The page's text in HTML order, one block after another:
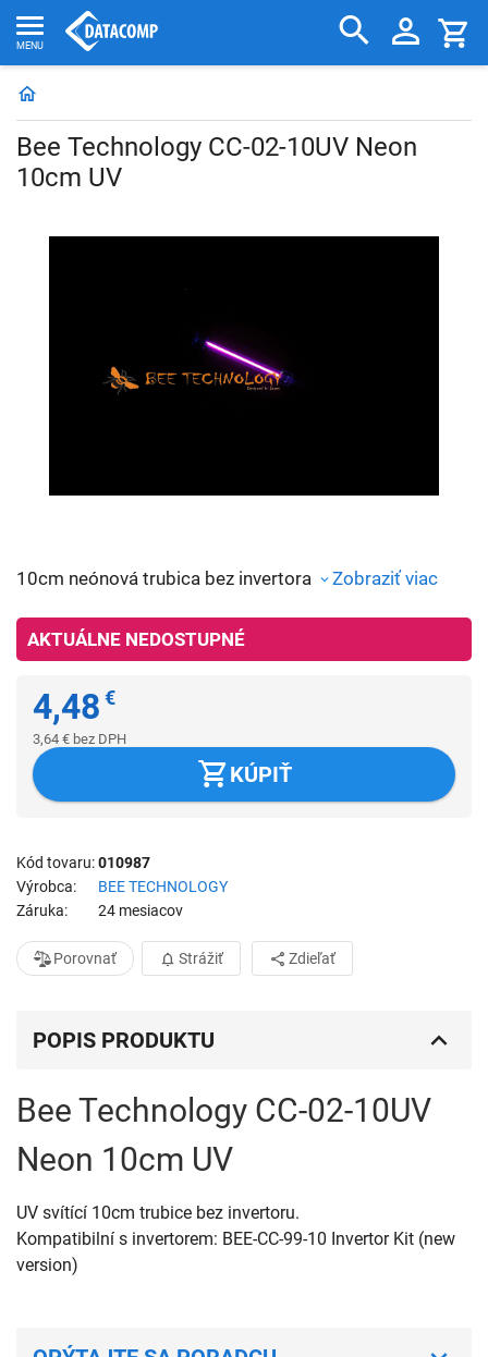
Bee Technology CC-02-10UV Neon
10cm UV
10cm neónová trubica bez invertora Zobraziť viac
AKTUÁLNE NEDOSTUPNÉ
4,48 €
3,64 € bez DPH
KÚPIŤ
Kód tovaru 010987
Výrobca
BEE TECHNOLOGY
Záruka
24 mesiacov
Porovnať Strážiť Zdieľať
POPIS PRODUKTU
Bee Technology CC-02-10UV
Neon 10cm UV
UV svítící 10cm trubice bez invertoru.
Kompatibilní s invertorem: BEE-CC-99-10 Invertor Kit (new
version)